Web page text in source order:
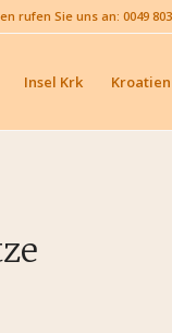
rufen Sie uns an: 0049
Insel Krk Kroatien